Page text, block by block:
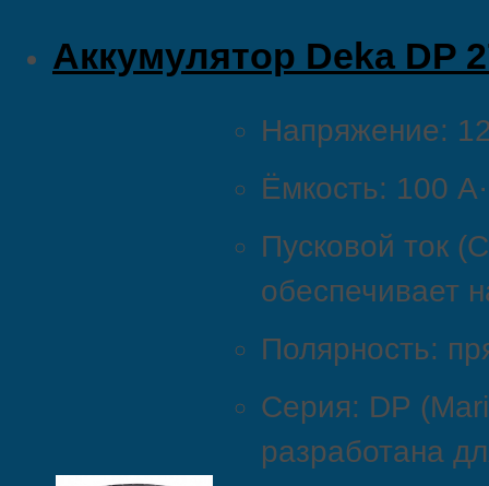
Аккумулятор Deka DP
Напряжение:
Ёмкость: 100
Пусковой ток
обеспечивает
Полярность:
Серия: DP
разработана